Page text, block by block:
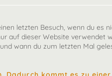
letzten Besuch, wenn du es
auf dieser Website verwendet
wann du zum letzten Mal